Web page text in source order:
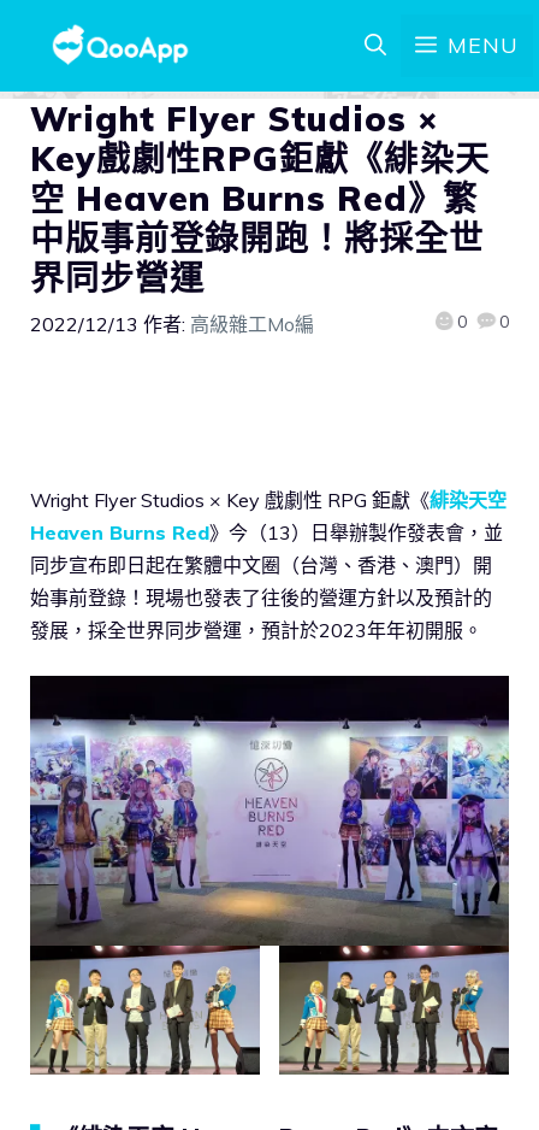
MENU
Wright Flyer Studios ×
Key戲劇性RPG鉅獻《緋染天
空 Heaven Burns Red》繁
中版事前登錄開跑！將採全世
界同步營運
2022/12/13 作者: 高級雜工Mo編 0 0
Wright Flyer Studios × Key 戲劇性 RPG 鉅獻《緋染天空
Heaven Burns Red》今（13）日舉辦製作發表會，並
同步宣布即日起在繁體中文圈（台灣、香港、澳門）開
始事前登錄！現場也發表了往後的營運方針以及預計的
發展，採全世界同步營運，預計於2023年年初開服。